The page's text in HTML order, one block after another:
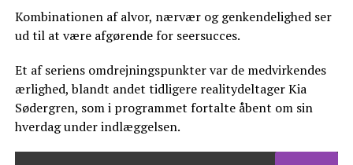
Kombinationen af alvor, nærvær og genkendelighed ser
ud til at være afgørende for seersucces.
Et af seriens omdrejningspunkter var de medvirkendes
ærlighed, blandt andet tidligere realitydeltager Kia
Sødergren, som i programmet fortalte åbent om sin
hverdag under indlæggelsen.